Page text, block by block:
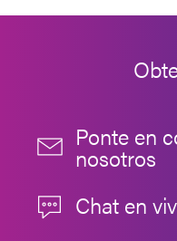
Ponte en
nosotros
Chat en